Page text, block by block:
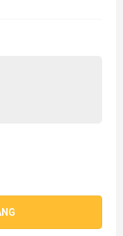
2019 số lượng